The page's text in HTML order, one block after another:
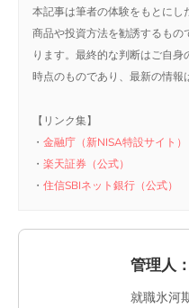
本記事は筆者の体験をもとに
商品や投資方法を勧誘するもの
ります。最終的な判断はご自
時点のものであり、最新の情報
【リンク集】
・ 金融庁（新NISA特設サイト）
・ 楽天証券（公式）
・ 住信SBIネット銀行（公式）
管理人
就職氷河